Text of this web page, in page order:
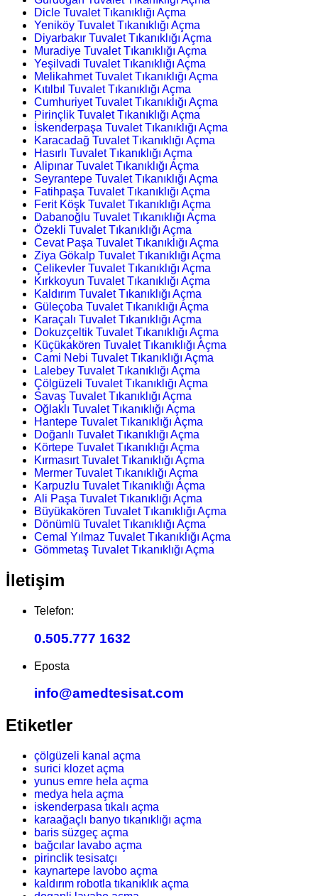
Dicle Tuvalet Tıkanıklığı Açma
Yeniköy Tuvalet Tıkanıklığı Açma
Diyarbakır Tuvalet Tıkanıklığı Açma
Muradiye Tuvalet Tıkanıklığı Açma
Yeşilvadi Tuvalet Tıkanıklığı Açma
Melikahmet Tuvalet Tıkanıklığı Açma
Kıtılbıl Tuvalet Tıkanıklığı Açma
Cumhuriyet Tuvalet Tıkanıklığı Açma
Pirinçlik Tuvalet Tıkanıklığı Açma
İskenderpaşa Tuvalet Tıkanıklığı Açma
Karacadağ Tuvalet Tıkanıklığı Açma
Hasırlı Tuvalet Tıkanıklığı Açma
Alipınar Tuvalet Tıkanıklığı Açma
Seyrantepe Tuvalet Tıkanıklığı Açma
Fatihpaşa Tuvalet Tıkanıklığı Açma
Ferit Köşk Tuvalet Tıkanıklığı Açma
Dabanoğlu Tuvalet Tıkanıklığı Açma
Özekli Tuvalet Tıkanıklığı Açma
Cevat Paşa Tuvalet Tıkanıklığı Açma
Ziya Gökalp Tuvalet Tıkanıklığı Açma
Çelikevler Tuvalet Tıkanıklığı Açma
Kırkkoyun Tuvalet Tıkanıklığı Açma
Kaldırım Tuvalet Tıkanıklığı Açma
Güleçoba Tuvalet Tıkanıklığı Açma
Karaçalı Tuvalet Tıkanıklığı Açma
Dokuzçeltik Tuvalet Tıkanıklığı Açma
Küçükakören Tuvalet Tıkanıklığı Açma
Cami Nebi Tuvalet Tıkanıklığı Açma
Lalebey Tuvalet Tıkanıklığı Açma
Çölgüzeli Tuvalet Tıkanıklığı Açma
Savaş Tuvalet Tıkanıklığı Açma
Oğlaklı Tuvalet Tıkanıklığı Açma
Hantepe Tuvalet Tıkanıklığı Açma
Doğanlı Tuvalet Tıkanıklığı Açma
Körtepe Tuvalet Tıkanıklığı Açma
Kırmasırt Tuvalet Tıkanıklığı Açma
Mermer Tuvalet Tıkanıklığı Açma
Karpuzlu Tuvalet Tıkanıklığı Açma
Ali Paşa Tuvalet Tıkanıklığı Açma
Büyükakören Tuvalet Tıkanıklığı Açma
Dönümlü Tuvalet Tıkanıklığı Açma
Cemal Yılmaz Tuvalet Tıkanıklığı Açma
Gömmetaş Tuvalet Tıkanıklığı Açma
İletişim
Telefon:
0.505.777 1632
Eposta
info@amedtesisat.com
Etiketler
çölgüzeli kanal açma
surici klozet açma
yunus emre hela açma
medya hela açma
iskenderpasa tıkalı açma
karaağaçlı banyo tıkanıklığı açma
baris süzgeç açma
bağcılar lavabo açma
pirinclik tesisatçı
kaynartepe lavobo açma
kaldırım robotla tıkanıklık açma